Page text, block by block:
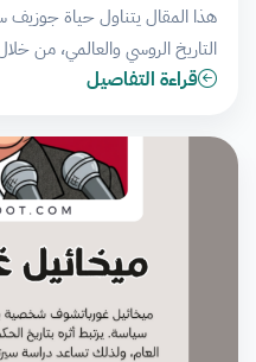
هذا المقال يتناول حياة
التاريخ الروسي والعالمي، من
قراءة التفاصيل